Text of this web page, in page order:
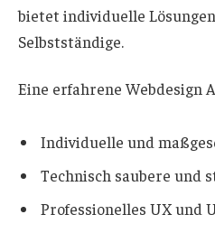
bietet individuelle
Selbstständige.
Eine erfahrene Webdesign
Individuelle und
Technisch saubere und
Professionelles UX und